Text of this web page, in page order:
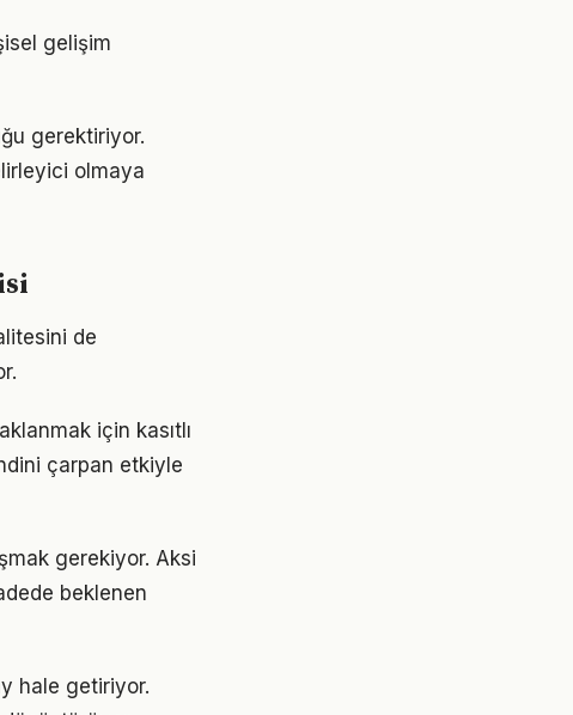
gelişim
gerektiriyor.
olmaya
de
için kasıtlı
çarpan etkiyle
gerekiyor. Aksi
beklenen
hale getiriyor.